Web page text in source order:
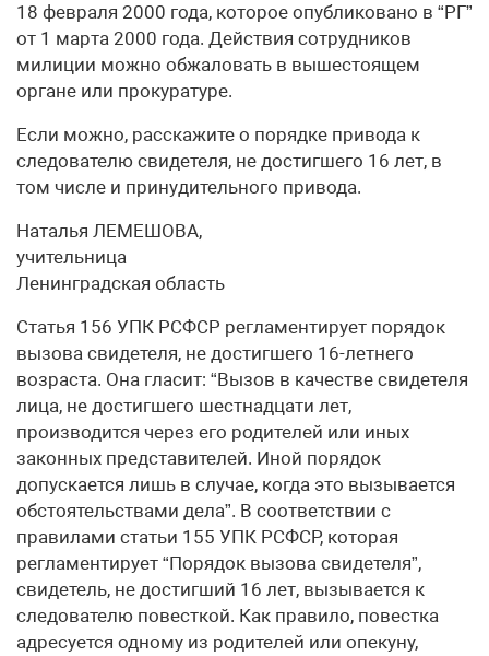
18 февраля 2000 года, которое опубликовано в “РГ”
от 1 марта 2000 года. Действия сотрудников
милиции можно обжаловать в вышестоящем
органе или прокуратуре.
Если можно, расскажите о порядке привода к
следователю свидетеля, не достигшего 16 лет, в
том числе и принудительного привода.
Наталья ЛЕМЕШОВА,
учительница
Ленинградская область
Статья 156 УПК РСФСР регламентирует порядок
вызова свидетеля, не достигшего 16-летнего
возраста. Она гласит: “Вызов в качестве свидетеля
лица, не достигшего шестнадцати лет,
производится через его родителей или иных
законных представителей. Иной порядок
допускается лишь в случае, когда это вызывается
обстоятельствами дела”. В соответствии с
правилами статьи 155 УПК РСФСР, которая
регламентирует “Порядок вызова свидетеля”,
свидетель, не достигший 16 лет, вызывается к
следователю повесткой. Как правило, повестка
адресуется одному из родителей или опекуну,